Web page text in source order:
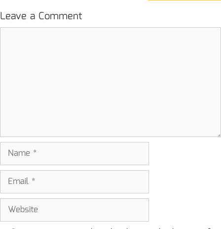
Leave a Comment
Name
Email
Website